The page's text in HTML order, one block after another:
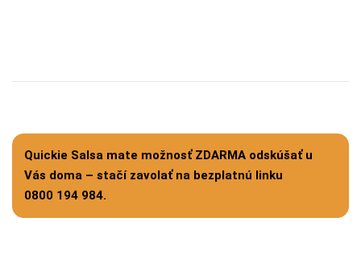
Quickie Salsa mate možnosť ZDARMA odskúšať u
Vás doma – stačí zavolať na bezplatnú linku
0800 194 984.